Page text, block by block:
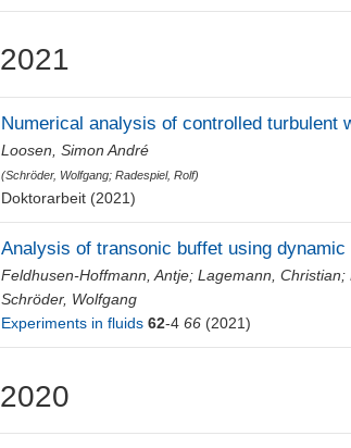
2021
Numerical analysis of controlled turbulent
Loosen, Simon André
(Schröder, Wolfgang;Radespiel, Rolf)
Doktorarbeit (2021)
Analysis of transonic buffet using
Feldhusen-Hoffmann, Antje;Lagemann, Christian;
Schröder, Wolfgang
Experiments in fluids 62-4 66 (2021)
2020